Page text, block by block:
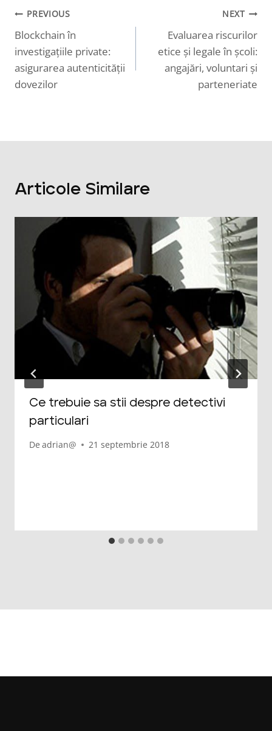
Navigare
în
articole
PREVIOUS
Blockchain în
investigațiile private:
asigurarea autenticității
dovezilor
NEXT
Evaluarea riscurilor
etice și legale în școli:
angajări, voluntari și
parteneriate
Articole Similare
Ce trebuie sa stii despre detectivi
particulari
De adrian@ 21 septembrie 2018